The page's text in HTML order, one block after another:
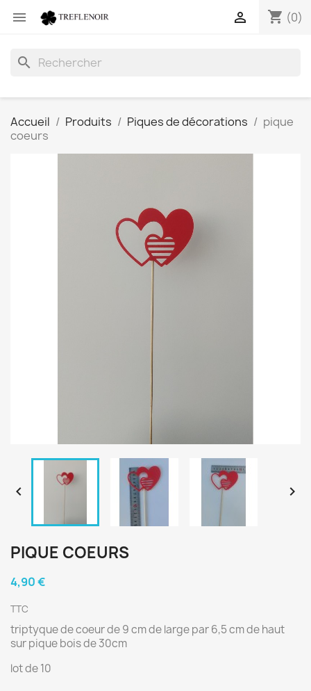
 shopping_cart (0)

search
Accueil Produits Piques de décorations
pique
coeurs
 
PIQUE COEURS
4,90 €
TTC
triptyque de coeur de 9 cm de large par 6,5 cm de haut
sur pique bois de 30cm
lot de 10